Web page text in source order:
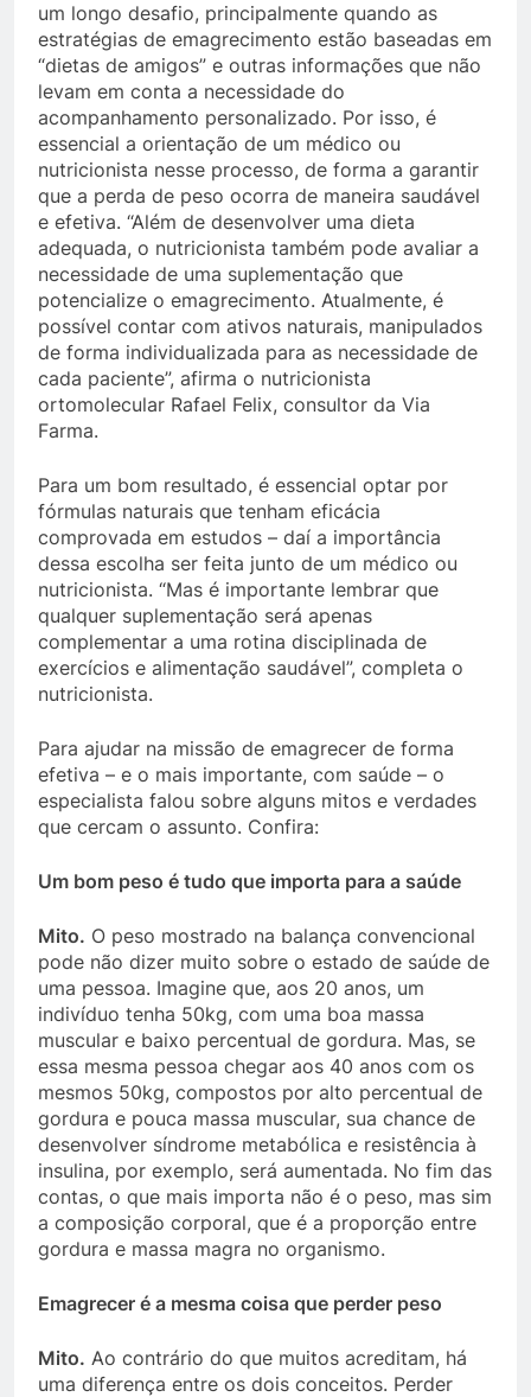
um longo desafio, principalmente quando as
estratégias de emagrecimento estão baseadas em
“dietas de amigos” e outras informações que não
levam em conta a necessidade do
acompanhamento personalizado. Por isso, é
essencial a orientação de um médico ou
nutricionista nesse processo, de forma a garantir
que a perda de peso ocorra de maneira saudável
e efetiva. “Além de desenvolver uma dieta
adequada, o nutricionista também pode avaliar a
necessidade de uma suplementação que
potencialize o emagrecimento. Atualmente, é
possível contar com ativos naturais, manipulados
de forma individualizada para as necessidade de
cada paciente”, afirma o nutricionista
ortomolecular Rafael Felix, consultor da Via
Farma.
Para um bom resultado, é essencial optar por
fórmulas naturais que tenham eficácia
comprovada em estudos – daí a importância
dessa escolha ser feita junto de um médico ou
nutricionista. “Mas é importante lembrar que
qualquer suplementação será apenas
complementar a uma rotina disciplinada de
exercícios e alimentação saudável”, completa o
nutricionista.
Para ajudar na missão de emagrecer de forma
efetiva – e o mais importante, com saúde – o
especialista falou sobre alguns mitos e verdades
que cercam o assunto. Confira:
Um bom peso é tudo que importa para a saúde
Mito. O peso mostrado na balança convencional
pode não dizer muito sobre o estado de saúde de
uma pessoa. Imagine que, aos 20 anos, um
indivíduo tenha 50kg, com uma boa massa
muscular e baixo percentual de gordura. Mas, se
essa mesma pessoa chegar aos 40 anos com os
mesmos 50kg, compostos por alto percentual de
gordura e pouca massa muscular, sua chance de
desenvolver síndrome metabólica e resistência à
insulina, por exemplo, será aumentada. No fim das
contas, o que mais importa não é o peso, mas sim
a composição corporal, que é a proporção entre
gordura e massa magra no organismo.
Emagrecer é a mesma coisa que perder peso
Mito. Ao contrário do que muitos acreditam, há
uma diferença entre os dois conceitos. Perder